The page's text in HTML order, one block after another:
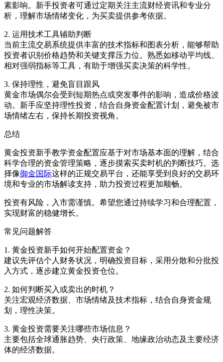
素影响。新手投资者可通过定期关注主流财经资讯和专业分
析，理解市场情绪变化，为买卖提供参考依据。
2. 运用技术工具辅助判断
当前主流交易系统提供丰富的技术指标和图表分析，能够帮助
投资者识别价格趋势和关键支撑压力位。熟悉如移动平均线、
相对强弱指标等工具，有助于增强买卖决策的科学性。
3. 保持理性，避免盲目跟风
黄金市场偶尔会受到短期热点或突发事件的影响，造成价格波
动。新手应坚持理性投资，结合自身资金配置计划，避免被市
场情绪左右，保持长期投资视角。
总结
黄金投资新手教学资金配置应基于对市场基本面的理解，结合
科学合理的资金管理策略，逐步摸索买卖时机的判断技巧。选
择像御金国际这样的正规交易平台，还能享受到良好的交易环
境和专业的市场解读支持，助力投资过程更加顺畅。
投资有风险，入市需谨慎。希望您通过持续学习和合理配置，
实现财富的稳健增长。
常见问题解答
1. 黄金投资新手如何开始配置资金？
建议先评估个人财务状况，明确投资目标，采用分散和分批投
入方式，逐步建立黄金投资仓位。
2. 如何判断买入或卖出的时机？
关注宏观经济数据、市场情绪及技术指标，结合自身资金规
划，理性决策。
3. 黄金投资需要关注哪些市场信息？
主要包括全球通胀趋势、央行政策、地缘政治动态及主要经济
体的经济数据。